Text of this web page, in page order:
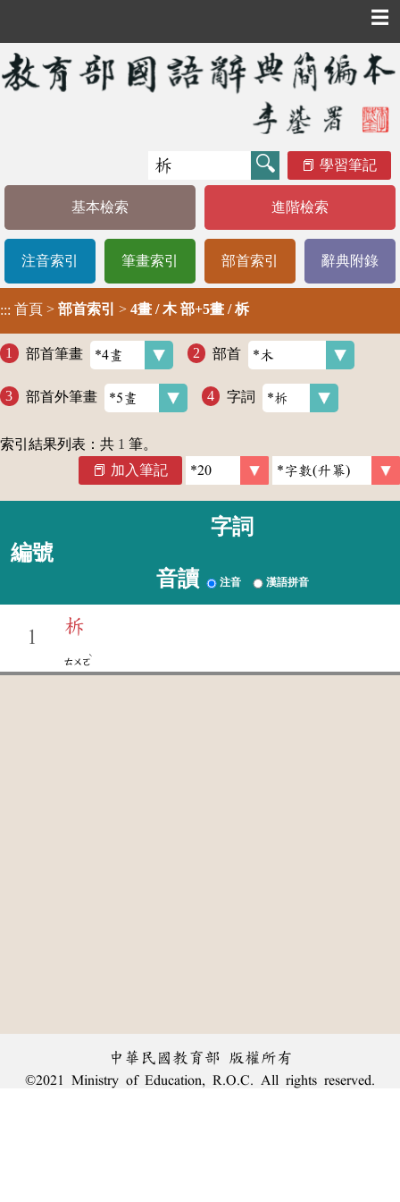
☰
學習筆記
基本檢索 進階檢索
注音索引 筆畫索引 部首索引 辭典附錄
::: 首頁 > 部首索引 > 4畫 / 木 部+5畫 / 柝
部首筆畫 部首
部首外筆畫 字詞
索引結果列表：共 1 筆。
加入筆記
編號
字詞
音讀 注音 漢語拼音
1
柝
ㄊㄨㄛ
ˋ
中華民國教育部 版權所有
©2021 Ministry of Education, R.O.C. All rights reserved.